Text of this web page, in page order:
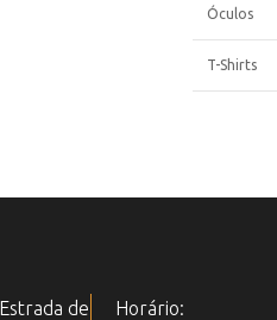
Óculos
T-Shirts
Horário:
de